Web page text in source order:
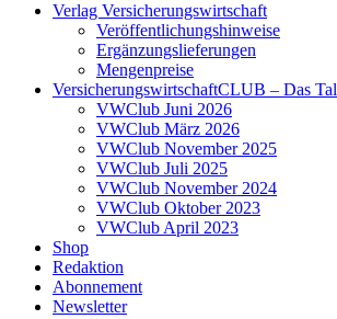
Verlag Versicherungswirtschaft
Veröffentlichungshinweise
Ergänzungslieferungen
Mengenpreise
VersicherungswirtschaftCLUB – Das
VWClub Juni 2026
VWClub März 2026
VWClub November 2025
VWClub Juli 2025
VWClub November 2024
VWClub Oktober 2023
VWClub April 2023
Shop
Redaktion
Abonnement
Newsletter